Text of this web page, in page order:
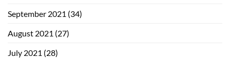
September 2021 (34)
August 2021 (27)
July 2021 (28)